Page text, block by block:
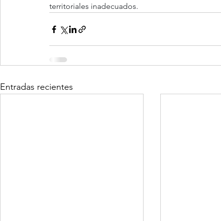
territoriales inadecuados.
Entradas recientes